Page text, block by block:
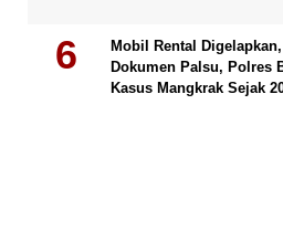
Mobil Rental
Dokumen Palsu, Polres
Kasus Mangkrak Sejak